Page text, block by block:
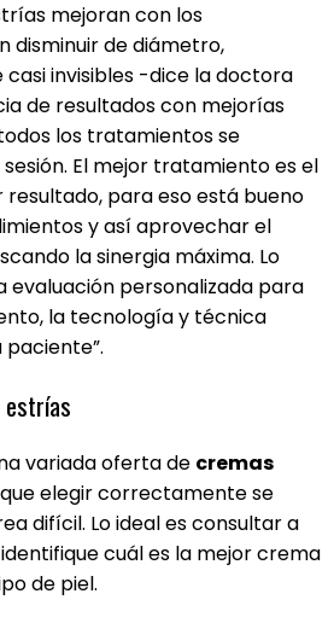
mejoran con los
disminuir de diámetro,
invisibles -dice la doctora
de resultados con mejorías
los tratamientos se
El mejor tratamiento es el
resultado, para eso está bueno
y así aprovechar el
la sinergia máxima. Lo
evaluación personalizada para
la tecnología y técnica
estrías
variada oferta de cremas
elegir correctamente se
difícil. Lo ideal es consultar a
cuál es la mejor crema
de piel.